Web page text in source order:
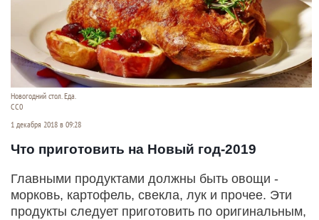
Новогодний стол. Еда.
СС0
1 декабря 2018 в 09:28
Что приготовить на Новый год-2019
Главными продуктами должны быть овощи -
морковь, картофель, свекла, лук и прочее. Эти
продукты следует приготовить по оригинальным,